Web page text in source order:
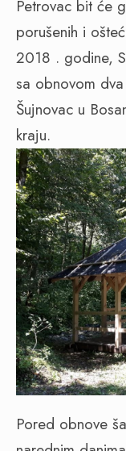
Petrovac bit će
porušenih i
2018 . godine,
sa obnovom
Šujnovac u
kraju.
Pored obnove